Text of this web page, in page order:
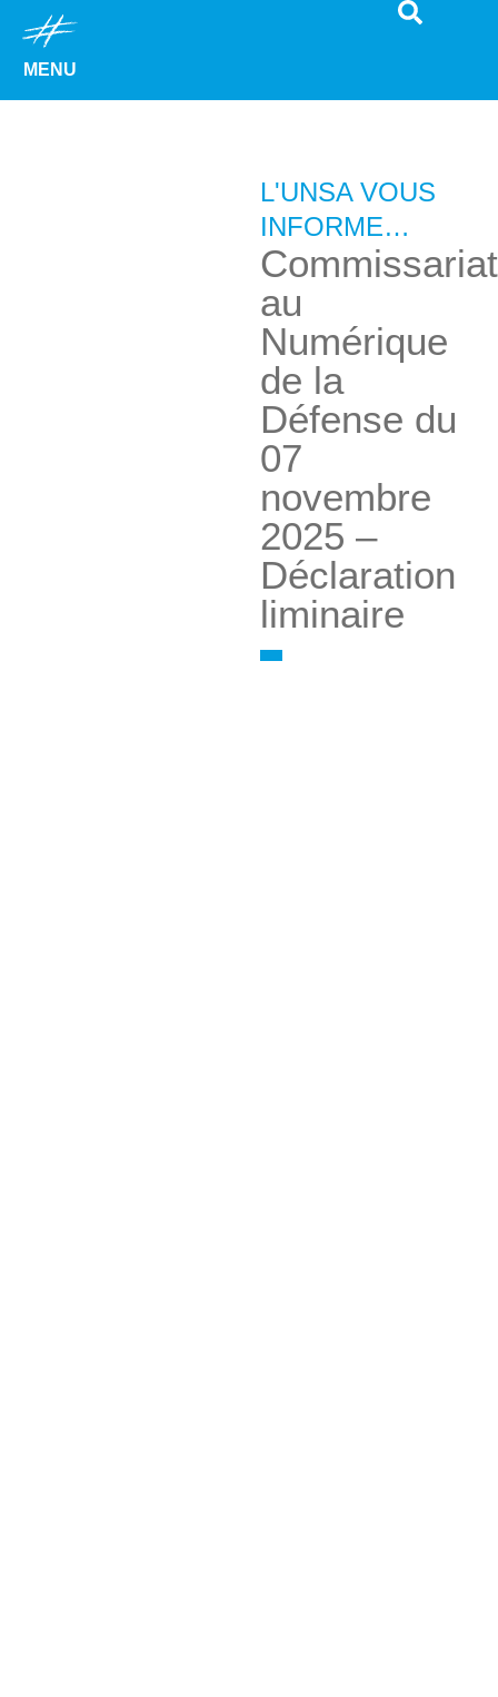
MENU
L'UNSA VOUS
INFORME…
Commissariat
au
Numérique
de la
Défense du
07
novembre
2025 –
Déclaration
liminaire